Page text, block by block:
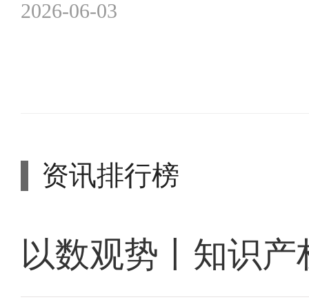
2026-06-03
资讯排行榜
以数观势丨知识